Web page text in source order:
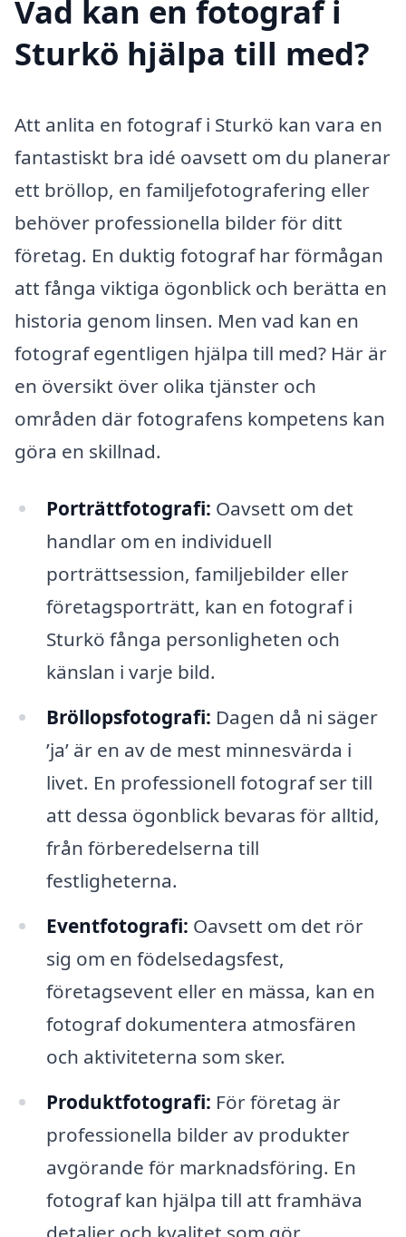
Vad kan en fotograf i
Sturkö hjälpa till med?
Att anlita en fotograf i Sturkö kan vara en
fantastiskt bra idé oavsett om du planerar
ett bröllop, en familjefotografering eller
behöver professionella bilder för ditt
företag. En duktig fotograf har förmågan
att fånga viktiga ögonblick och berätta en
historia genom linsen. Men vad kan en
fotograf egentligen hjälpa till med? Här är
en översikt över olika tjänster och
områden där fotografens kompetens kan
göra en skillnad.
Porträttfotografi: Oavsett om det
handlar om en individuell
porträttsession, familjebilder eller
företagsporträtt, kan en fotograf i
Sturkö fånga personligheten och
känslan i varje bild.
Bröllopsfotografi: Dagen då ni säger
’ja’ är en av de mest minnesvärda i
livet. En professionell fotograf ser till
att dessa ögonblick bevaras för alltid,
från förberedelserna till
festligheterna.
Eventfotografi: Oavsett om det rör
sig om en födelsedagsfest,
företagsevent eller en mässa, kan en
fotograf dokumentera atmosfären
och aktiviteterna som sker.
Produktfotografi: För företag är
professionella bilder av produkter
avgörande för marknadsföring. En
fotograf kan hjälpa till att framhäva